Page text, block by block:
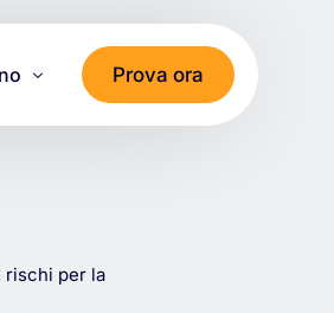
Prova ora
rischi per la